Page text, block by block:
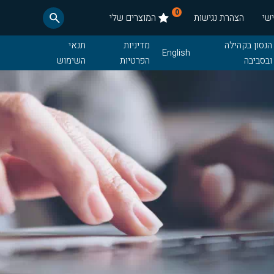
הצהרת נגישות 0 המוצרים שלי
הנסון בקהילה
ובסביבה
English
מדיניות
הפרטיות
תנאי
השימוש